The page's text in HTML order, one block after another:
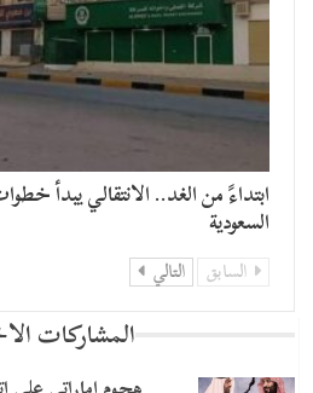
​ابتداءً من الغد.. الانتقالي يبدأ
السعودية
السابق التالي
المشاركات